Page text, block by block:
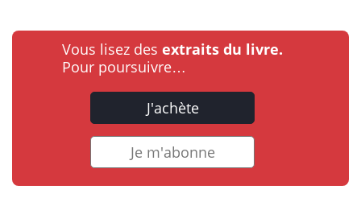
Vous lisez des extraits du livre.
Pour poursuivre…
J'achète
Je m'abonne